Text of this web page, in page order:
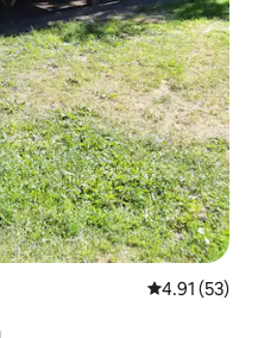
Calificación
4.91 (53)